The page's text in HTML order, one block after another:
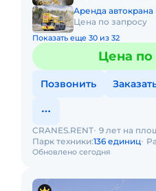
Аренда автокрана
Цена по запросу
Показать еще 30 из 32
Цена по
Позвонить
Обновлено сегодня
CRANES.RENT 9 лет на
Парк техники:136 единиц